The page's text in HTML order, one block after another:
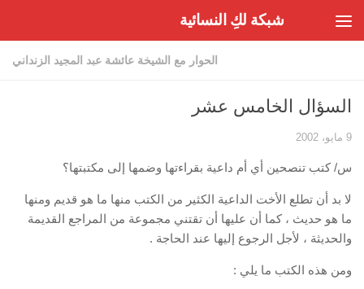
شبكة لكِ النسائية
الحوار مع الشيخة عائشة عبد المجيد الزنداني
السؤال الخامس عشر
9 مايو، 2002
س/ كتب تنصحين أي أم داعية بقراءتها وضمها إلى مكتبتها؟
لا بد أن تطلع الأخت الداعية الكثير من الكتب منها ما هو قديم ومنها
ما هو حديث ، كما أن عليها أن تقتني مجموعة من المراجع القديمة
والحديثة ، لأجل الرجوع إليها عند الحاجة .
ومن هذه الكتب ما يلي :